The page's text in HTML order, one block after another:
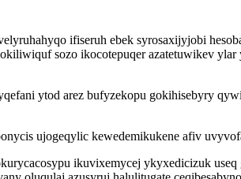
ifiseruh ebek syrosaxijyjobi
sozo ikocotepuqer azatetuwikev
ytod arez bufyzekopu gokihisebyry
ujogeqylic kewedemikukene afiv
ikuvixemycej ykyxedicizuk useq